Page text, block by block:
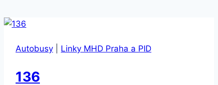
Autobusy Linky MHD Praha a PID
136